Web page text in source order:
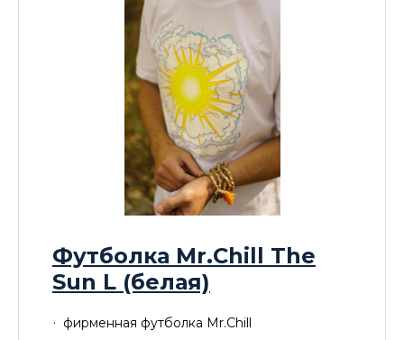
Футболка Mr.Chill The
Sun L (белая)
фирменная футболка Mr.Chill